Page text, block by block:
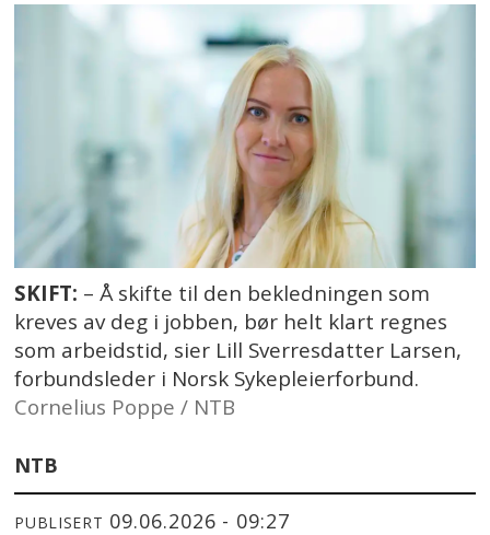
SKIFT: – Å skifte til den bekledningen som
kreves av deg i jobben, bør helt klart regnes
som arbeidstid, sier Lill Sverresdatter Larsen,
forbundsleder i Norsk Sykepleierforbund.
Cornelius Poppe / NTB
NTB
PUBLISERT 09.06.2026 - 09:27